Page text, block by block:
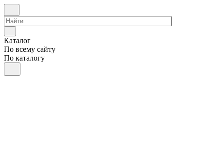
Каталог
По всему сайту
По каталогу